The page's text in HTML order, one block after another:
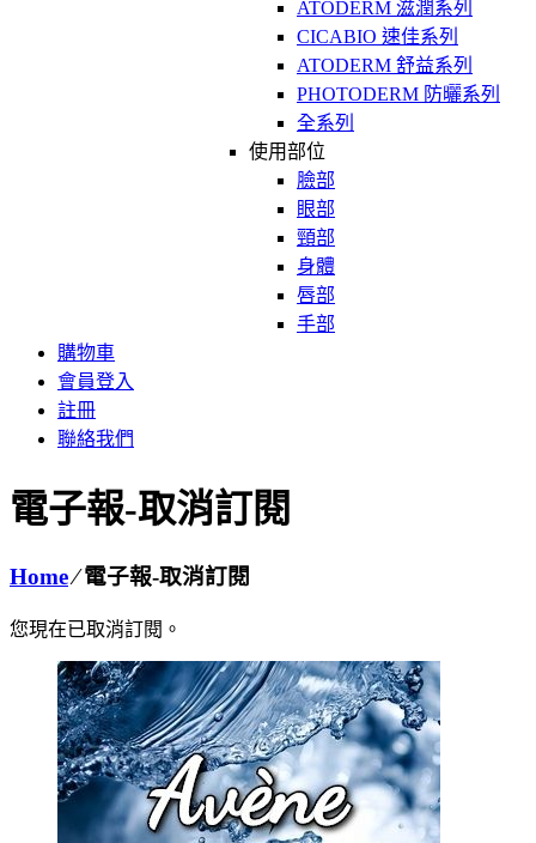
ATODERM 滋潤系列
CICABIO 速佳系列
ATODERM 舒益系列
PHOTODERM 防曬系列
全系列
使用部位
臉部
眼部
頸部
身體
唇部
手部
購物車
會員登入
註冊
聯絡我們
電子報-取消訂閱
Home⁄電子報-取消訂閱
您現在已取消訂閱。